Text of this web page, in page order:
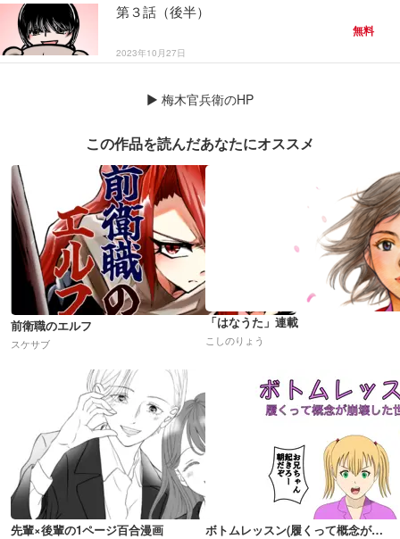
第３話（後半）
2023年10月27日
無料
▶ 梅木官兵衛のHP
この作品を読んだあなたにオススメ
前衛職のエルフ
スケサブ
「はなうた」連載
こしのりょう
先輩×後輩の1ページ百合漫画 ボトムレッスン(履くって概念が崩壊した世界)R18